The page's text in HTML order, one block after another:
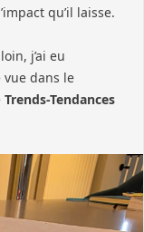
qu’il laisse.
j’ai eu
vue dans le
Trends-Tendances